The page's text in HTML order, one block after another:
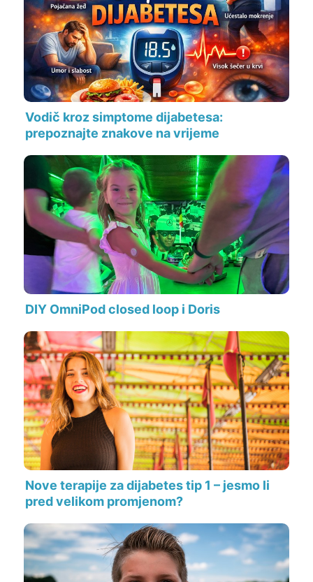
Vodič kroz simptome dijabetesa:
prepoznajte znakove na vrijeme
DIY OmniPod closed loop i Doris
Nove terapije za dijabetes tip 1 – jesmo li
pred velikom promjenom?